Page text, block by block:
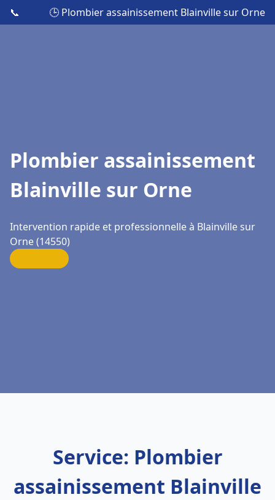
📞 🕒 Plombier assainissement Blainville sur Orne
Plombier assainissement
Blainville sur Orne
Intervention rapide et professionnelle à Blainville sur
Orne (14550)
Service: Plombier
assainissement Blainville